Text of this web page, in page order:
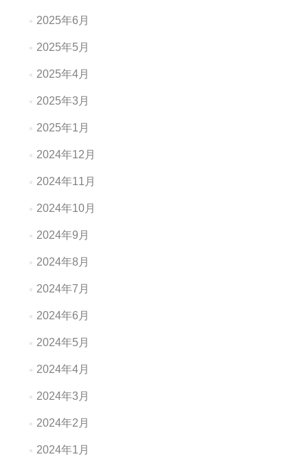
2025年6月
2025年5月
2025年4月
2025年3月
2025年1月
2024年12月
2024年11月
2024年10月
2024年9月
2024年8月
2024年7月
2024年6月
2024年5月
2024年4月
2024年3月
2024年2月
2024年1月